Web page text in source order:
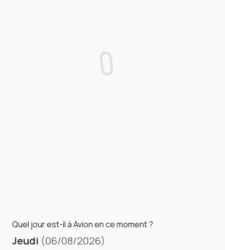
Quel jour est-il à Avion en ce moment ?
Jeudi (06/08/2026)